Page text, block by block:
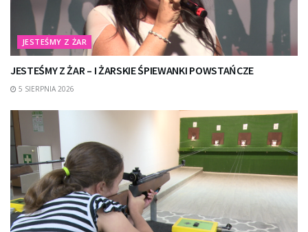
JESTEŚMY Z ŻAR
JESTEŚMY Z ŻAR – I ŻARSKIE ŚPIEWANKI POWSTAŃCZE
5 SIERPNIA 2026